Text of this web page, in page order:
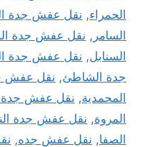
الحمراء, نقل عفش جدة
السامر , نقل عفش جدة
السنابل, نقل عفش جدة
جدة الشاطئ, نقل عفش
المحمدية, نقل عفش جدة
المروة, نقل عفش جدة
الصفا, نقل عفش جده,